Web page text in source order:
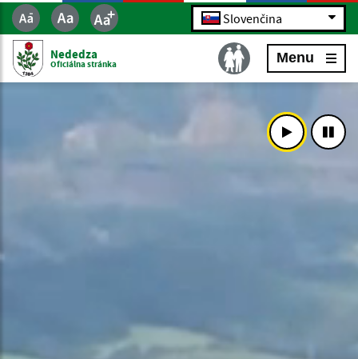
Slovenčina
Nededza
Oficiálna stránka Menu